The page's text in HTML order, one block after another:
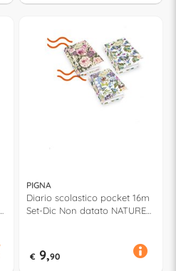
PIGNA
Diario scolastico pocket 16m
Set-Dic Non datato NATURE
€ 9,90